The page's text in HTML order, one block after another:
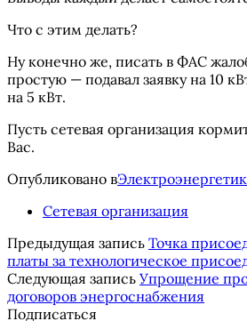
Что с этим делать?
Ну конечно же, писать в ФАС
простую — подавал заявку на 10
на 5 кВт.
Пусть сетевая организация
Вас.
Опубликовано в
Сетевая организация
Предыдущая запись Точка
платы за технологическое
Следующая запись Упрощение
договоров энергоснабжения
Подписаться